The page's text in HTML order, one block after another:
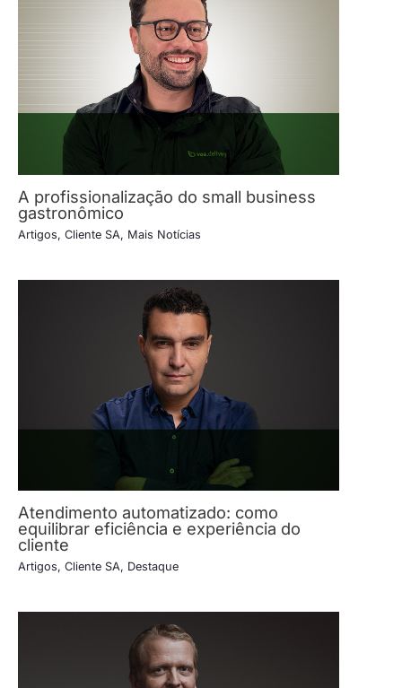
A profissionalização do small business
gastronômico
Artigos, Cliente SA, Mais Notícias
Atendimento automatizado: como
equilibrar eficiência e experiência do
cliente
Artigos, Cliente SA, Destaque